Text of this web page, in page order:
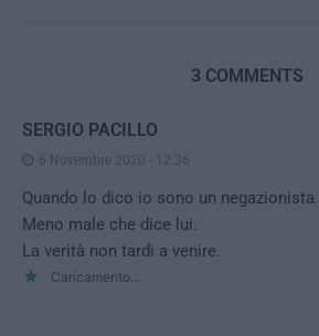
3 COMMENTS
SERGIO PACILLO
6 Novembre 2020 - 12:36
Quando lo dico io sono un negazionista.
Meno male che dice lui.
La verità non tardi a venire.
Caricamento...